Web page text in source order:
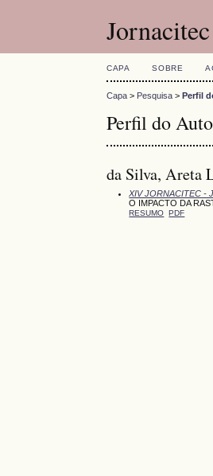
CAPA SOBRE
Capa > Pesquisa >Perfil
Perfil do
da Silva, Areta
XIV JORNACITEC -
O IMPACTO DA
RESUMO PDF